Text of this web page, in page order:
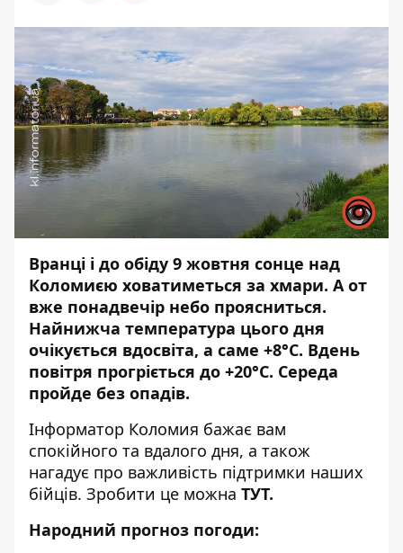
Вранці і до обіду 9 жовтня сонце над
Коломиєю ховатиметься за хмари. А от
вже понадвечір небо проясниться.
Найнижча температура цього дня
очікується вдосвіта, а саме +8°С. Вдень
повітря прогріється до +20°С. Середа
пройде без опадів.
Інформатор Коломия бажає вам
спокійного та вдалого дня, а також
нагадує про важливість підтримки наших
бійців. Зробити це можна ТУТ.
Народний прогноз погоди: